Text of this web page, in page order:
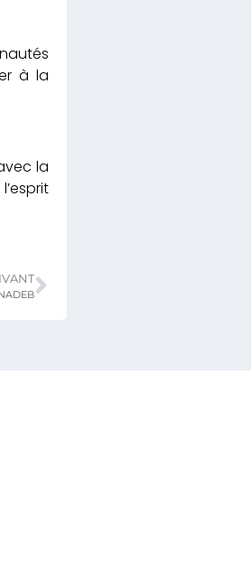
à la
la